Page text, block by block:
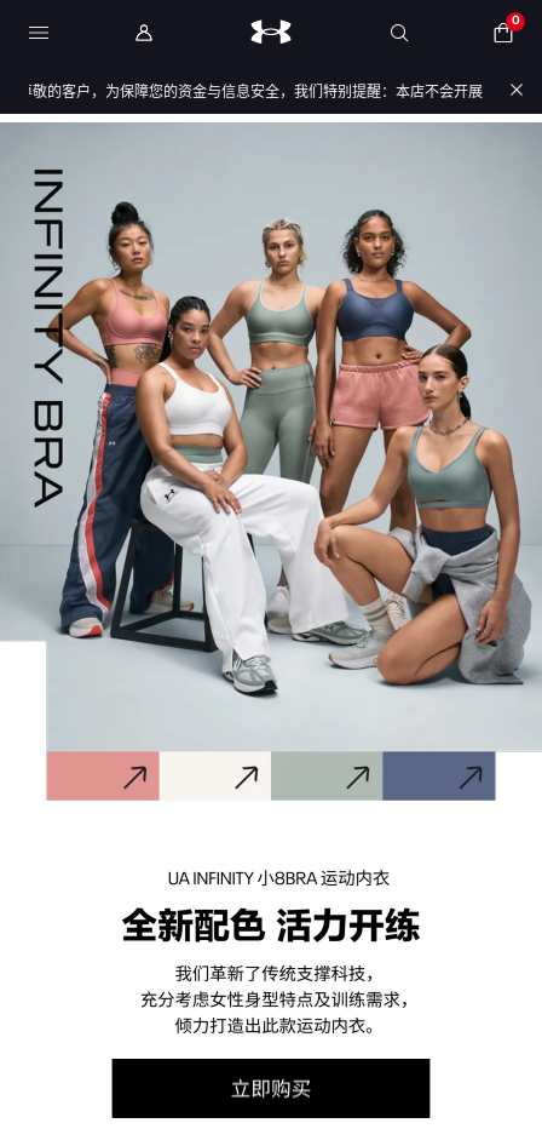
0
敬的客户，为保障您的资金与信息安全，我们特别提醒：本店不会开展任何刷单